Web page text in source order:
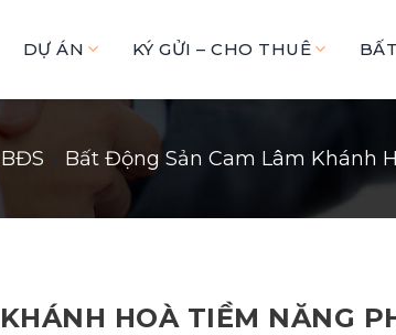
DỰ ÁN KÝ GỬI – CHO THUÊ
» Bất Động Sản Cam Lâm Khánh
HOÀ TIỀM NĂNG